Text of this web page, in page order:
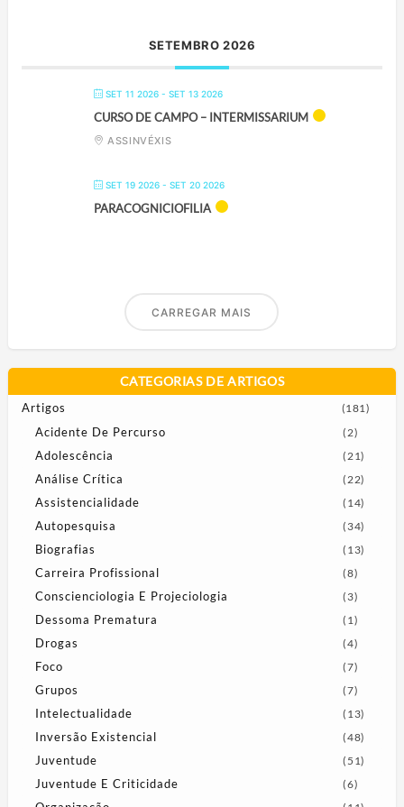
SETEMBRO 2026
SET 11 2026- SET 13 2026
CURSO DE CAMPO – INTERMISSARIUM
ASSINVÉXIS
SET 19 2026- SET 20 2026
PARACOGNICIOFILIA
CARREGAR MAIS
CATEGORIAS DE ARTIGOS
Artigos (181)
Acidente De Percurso (2)
Adolescência (21)
Análise Crítica (22)
Assistencialidade (14)
Autopesquisa (34)
Biografias (13)
Carreira Profissional (8)
Conscienciologia E Projeciologia (3)
Dessoma Prematura (1)
Drogas (4)
Foco (7)
Grupos (7)
Intelectualidade (13)
Inversão Existencial (48)
Juventude (51)
Juventude E Criticidade (6)